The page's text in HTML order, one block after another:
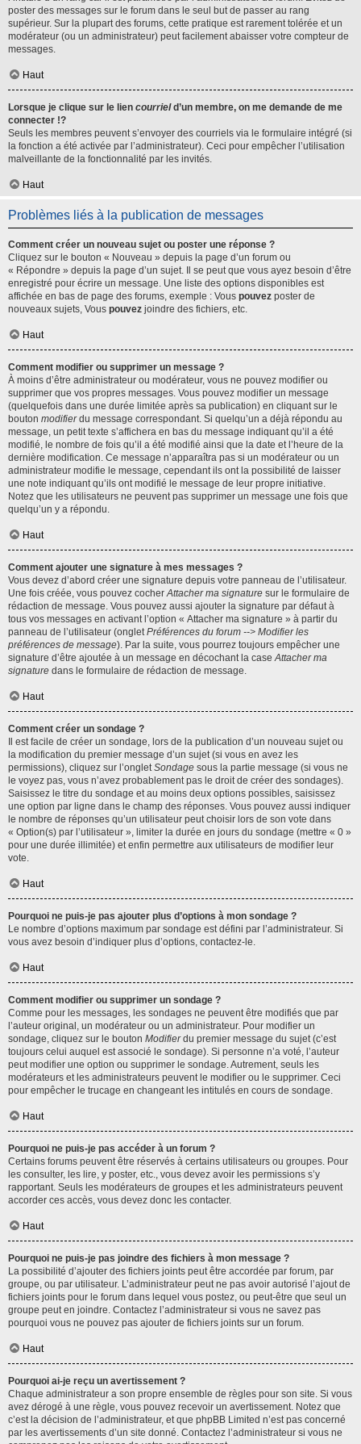
poster des messages sur le forum dans le seul but de passer au rang
supérieur. Sur la plupart des forums, cette pratique est rarement tolérée et un
modérateur (ou un administrateur) peut facilement abaisser votre compteur de
messages.
Haut
Lorsque je clique sur le lien courrield’un membre, on me demande de me
connecter !?
Seuls les membres peuvent s’envoyer des courriels via le formulaire intégré (si
la fonction a été activée par l’administrateur). Ceci pour empêcher l’utilisation
malveillante de la fonctionnalité par les invités.
Haut
Problèmes liés à la publication de messages
Comment créer un nouveau sujet ou poster une réponse ?
Cliquez sur le bouton « Nouveau » depuis la page d’un forum ou
« Répondre » depuis la page d’un sujet. Il se peut que vous ayez besoin d’être
enregistré pour écrire un message. Une liste des options disponibles est
affichée en bas de page des forums, exemple : Vous pouvez poster de
nouveaux sujets, Vous pouvez joindre des fichiers, etc.
Haut
Comment modifier ou supprimer un message ?
À moins d’être administrateur ou modérateur, vous ne pouvez modifier ou
supprimer que vos propres messages. Vous pouvez modifier un message
(quelquefois dans une durée limitée après sa publication) en cliquant sur le
bouton modifierdu message correspondant. Si quelqu’un a déjà répondu au
message, un petit texte s’affichera en bas du message indiquant qu’il a été
modifié, le nombre de fois qu’il a été modifié ainsi que la date et l’heure de la
dernière modification. Ce message n’apparaîtra pas si un modérateur ou un
administrateur modifie le message, cependant ils ont la possibilité de laisser
une note indiquant qu’ils ont modifié le message de leur propre initiative.
Notez que les utilisateurs ne peuvent pas supprimer un message une fois que
quelqu’un y a répondu.
Haut
Comment ajouter une signature à mes messages ?
Vous devez d’abord créer une signature depuis votre panneau de l’utilisateur.
Une fois créée, vous pouvez cocherAttacher ma signature sur le formulaire de
rédaction de message. Vous pouvez aussi ajouter la signature par défaut à
tous vos messages en activant l’option « Attacher ma signature » à partir du
panneau de l’utilisateur (ongletPréférences du forum --> Modifier les
préférences de message). Par la suite, vous pourrez toujours empêcher une
signature d’être ajoutée à un message en décochant la caseAttacher ma
signature dans le formulaire de rédaction de message.
Haut
Comment créer un sondage ?
Il est facile de créer un sondage, lors de la publication d’un nouveau sujet ou
la modification du premier message d’un sujet (si vous en avez les
permissions), cliquez sur l’ongletSondage sous la partie message (si vous ne
le voyez pas, vous n’avez probablement pas le droit de créer des sondages).
Saisissez le titre du sondage et au moins deux options possibles, saisissez
une option par ligne dans le champ des réponses. Vous pouvez aussi indiquer
le nombre de réponses qu’un utilisateur peut choisir lors de son vote dans
« Option(s) par l’utilisateur », limiter la durée en jours du sondage (mettre « 0 »
pour une durée illimitée) et enfin permettre aux utilisateurs de modifier leur
vote.
Haut
Pourquoi ne puis-je pas ajouter plus d’options à mon sondage ?
Le nombre d’options maximum par sondage est défini par l’administrateur. Si
vous avez besoin d’indiquer plus d’options, contactez-le.
Haut
Comment modifier ou supprimer un sondage ?
Comme pour les messages, les sondages ne peuvent être modifiés que par
l’auteur original, un modérateur ou un administrateur. Pour modifier un
sondage, cliquez sur le bouton Modifierdu premier message du sujet (c’est
toujours celui auquel est associé le sondage). Si personne n’a voté, l’auteur
peut modifier une option ou supprimer le sondage. Autrement, seuls les
modérateurs et les administrateurs peuvent le modifier ou le supprimer. Ceci
pour empêcher le trucage en changeant les intitulés en cours de sondage.
Haut
Pourquoi ne puis-je pas accéder à un forum ?
Certains forums peuvent être réservés à certains utilisateurs ou groupes. Pour
les consulter, les lire, y poster, etc., vous devez avoir les permissions s’y
rapportant. Seuls les modérateurs de groupes et les administrateurs peuvent
accorder ces accès, vous devez donc les contacter.
Haut
Pourquoi ne puis-je pas joindre des fichiers à mon message ?
La possibilité d’ajouter des fichiers joints peut être accordée par forum, par
groupe, ou par utilisateur. L’administrateur peut ne pas avoir autorisé l’ajout de
fichiers joints pour le forum dans lequel vous postez, ou peut-être que seul un
groupe peut en joindre. Contactez l’administrateur si vous ne savez pas
pourquoi vous ne pouvez pas ajouter de fichiers joints sur un forum.
Haut
Pourquoi ai-je reçu un avertissement ?
Chaque administrateur a son propre ensemble de règles pour son site. Si vous
avez dérogé à une règle, vous pouvez recevoir un avertissement. Notez que
c’est la décision de l’administrateur, et que phpBB Limited n’est pas concerné
par les avertissements d’un site donné. Contactez l’administrateur si vous ne